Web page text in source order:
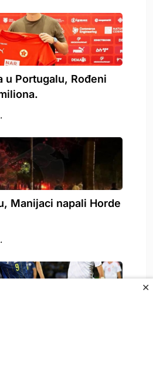
✕
u Portugalu, Rođeni
Manijaci napali Horde